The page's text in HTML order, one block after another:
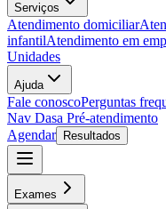
Serviços
Atendimento domiciliar
infantilAtendimento em
Unidades
Ajuda
Fale conoscoPerguntas
Nav Dasa Pré-atendimento
Agendar
Resultados
Exames